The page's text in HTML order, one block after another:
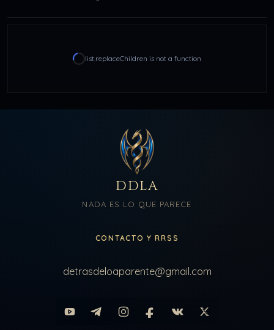
list.replaceChildren is not a function
DDLA
NADA ES LO QUE PARECE
CONTACTO Y RRSS
detrasdeloaparente@gmail.com